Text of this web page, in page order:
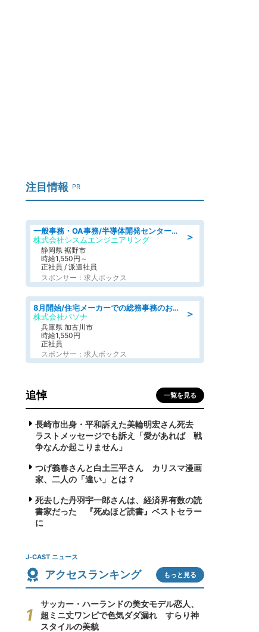
注目情報 PR
＞
一般事務・OA事務/半導体開発センター内で事務&軽作業スタッフ、募集
株式会社シスムエンジニアリング
静岡県 裾野市
時給1,550円～
正社員 / 派遣社員
スポンサー：求人ボックス
＞
8月開始/住宅メーカーでの総務事務のお仕事/駅近/即日勤務可/一般事務/人事労務
株式会社パソナ
兵庫県 加古川市
時給1,550円
正社員
スポンサー：求人ボックス
追悼 一覧を見る
長崎市出身・平和訴えた美輪明宏さん死去
ラストメッセージでも訴え「愛があれば 戦
争なんか起こりません」
つげ義春さんと白土三平さん カリスマ漫画
家、二人の「違い」とは？
死去した丹羽宇一郎さんは、経済界有数の読
書家だった 『死ぬほど読書』ベストセラー
に
J-CAST ニュース
アクセスランキング もっと見る
サッカー・ハーランドの美女モデル恋人、
超ミニ丈ワンピで色気ダダ漏れ すらり神
スタイルの美貌